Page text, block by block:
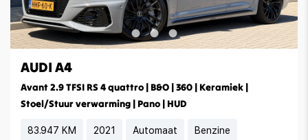
AUDI A4
Avant 2.9 TFSI RS 4 quattro | B&O | 360 | Keramiek |
Stoel/Stuur verwarming | Pano | HUD
83.947 KM 2021 Automaat Benzine